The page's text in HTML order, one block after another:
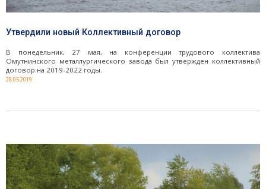
Утвердили новый Коллективный договор
В понедельник, 27 мая, на конференции трудового коллектива
Омутнинского металлургического завода был утвержден коллективный
договор на 2019-2022 годы.
28.05.2019